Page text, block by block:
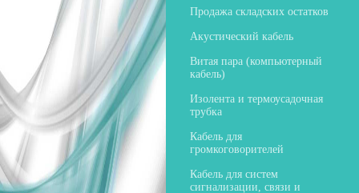
Продажа складских остатков
Акустический кабель
Витая пара (компьютерный
кабель)
Изолента и термоусадочная
трубка
Кабель для
громкоговорителей
Кабель для систем
сигнализации, связи и